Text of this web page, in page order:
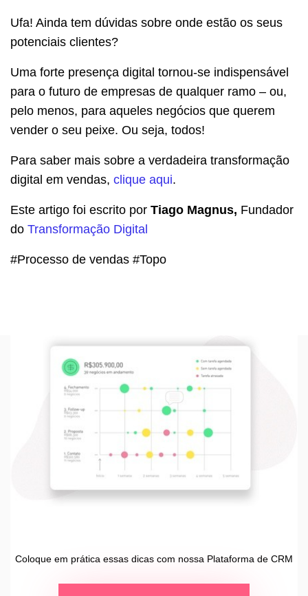
Ufa! Ainda tem dúvidas sobre onde estão os seus
potenciais clientes?
Uma forte presença digital tornou-se indispensável
para o futuro de empresas de qualquer ramo – ou,
pelo menos, para aqueles negócios que querem
vender o seu peixe. Ou seja, todos!
Para saber mais sobre a verdadeira transformação
digital em vendas, clique aqui.
Este artigo foi escrito por Tiago Magnus, Fundador
do Transformação Digital
#Processo de vendas #Topo
Coloque em prática essas dicas com nossa Plataforma de CRM